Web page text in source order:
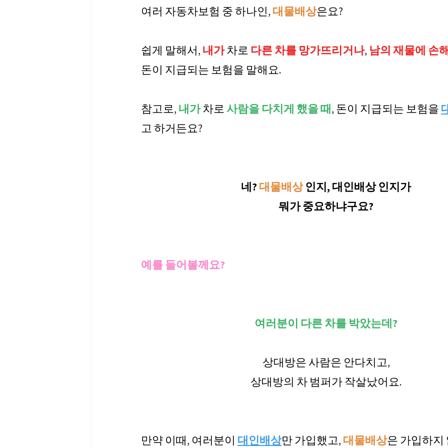
여러 자동차보험 중 하나인, 대물배상은요?
쉽게 말해서, 내가 차로 다른 차를 망가뜨리거나, 남의 재물에 손
돈이 지급되는 보험을 말해요.
참고로, 내가 차로 사람을 다치게 했을 때, 돈이 지급되는 보험을
고 하거든요?
네? 대물배상 인지, 대인배상 인지가
뭐가 중요하냐구요?
예를 들어볼께요?
여러분이 다른 차를 박았는데?
상대방은 사람은 안다치고,
상대방의 차 범퍼가 작살났어요.
만약 이때, 여러분이 대인배상만 가입했고, 대물배상은 가입하지